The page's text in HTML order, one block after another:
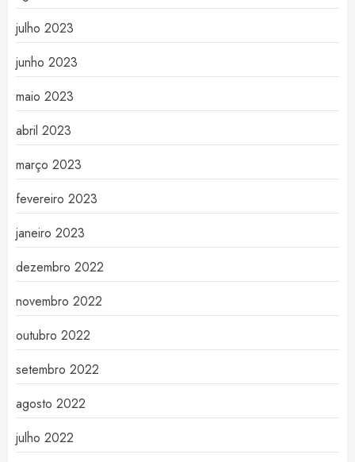
julho 2023
junho 2023
maio 2023
abril 2023
março 2023
fevereiro 2023
janeiro 2023
dezembro 2022
novembro 2022
outubro 2022
setembro 2022
agosto 2022
julho 2022